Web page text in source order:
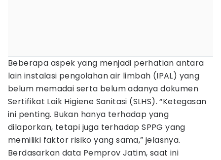
Beberapa aspek yang menjadi perhatian antara
lain instalasi pengolahan air limbah (IPAL) yang
belum memadai serta belum adanya dokumen
Sertifikat Laik Higiene Sanitasi (SLHS). “Ketegasan
ini penting. Bukan hanya terhadap yang
dilaporkan, tetapi juga terhadap SPPG yang
memiliki faktor risiko yang sama,” jelasnya.
Berdasarkan data Pemprov Jatim, saat ini